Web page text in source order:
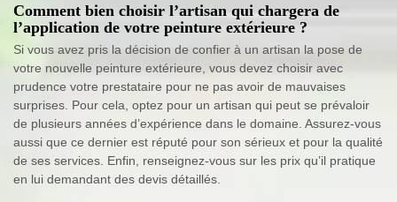
Comment bien choisir l’artisan qui chargera de
l’application de votre peinture extérieure ?
Si vous avez pris la décision de confier à un artisan la pose de
votre nouvelle peinture extérieure, vous devez choisir avec
prudence votre prestataire pour ne pas avoir de mauvaises
surprises. Pour cela, optez pour un artisan qui peut se prévaloir
de plusieurs années d’expérience dans le domaine. Assurez-vous
aussi que ce dernier est réputé pour son sérieux et pour la qualité
de ses services. Enfin, renseignez-vous sur les prix qu’il pratique
en lui demandant des devis détaillés.